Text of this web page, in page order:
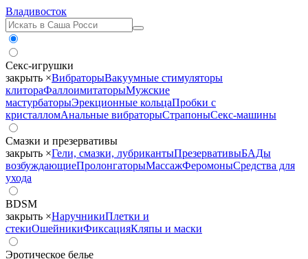
Владивосток
Секс-игрушки
закрыть ×ВибраторыВакуумные стимуляторы
клитораФаллоимитаторыМужские
мастурбаторыЭрекционные кольцаПробки с
кристалломАнальные вибраторыСтрапоныСекс-машины
Смазки и презервативы
закрыть ×Гели, смазки, лубрикантыПрезервативыБАДы
возбуждающиеПролонгаторыМассажФеромоныСредства для
ухода
BDSM
закрыть ×НаручникиПлетки и
стекиОшейникиФиксацияКляпы и маски
Эротическое белье